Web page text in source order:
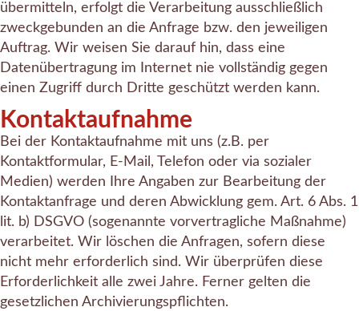
übermitteln, erfolgt die Verarbeitung ausschließlich
zweckgebunden an die Anfrage bzw. den jeweiligen
Auftrag. Wir weisen Sie darauf hin, dass eine
Datenübertragung im Internet nie vollständig gegen
einen Zugriff durch Dritte geschützt werden kann.
Kontaktaufnahme
Bei der Kontaktaufnahme mit uns (z.B. per
Kontaktformular, E-Mail, Telefon oder via sozialer
Medien) werden Ihre Angaben zur Bearbeitung der
Kontaktanfrage und deren Abwicklung gem. Art. 6 Abs. 1
lit. b) DSGVO (sogenannte vorvertragliche Maßnahme)
verarbeitet. Wir löschen die Anfragen, sofern diese
nicht mehr erforderlich sind. Wir überprüfen diese
Erforderlichkeit alle zwei Jahre. Ferner gelten die
gesetzlichen Archivierungspflichten.